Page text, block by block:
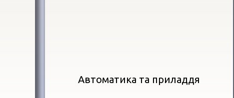
Автоматика та приладдя